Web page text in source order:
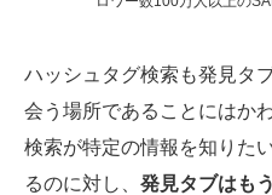
ハッシュタグ検索も発見タ
会う場所であることにはか
検索が特定の情報を知りた
るのに対し、 発見タブはも